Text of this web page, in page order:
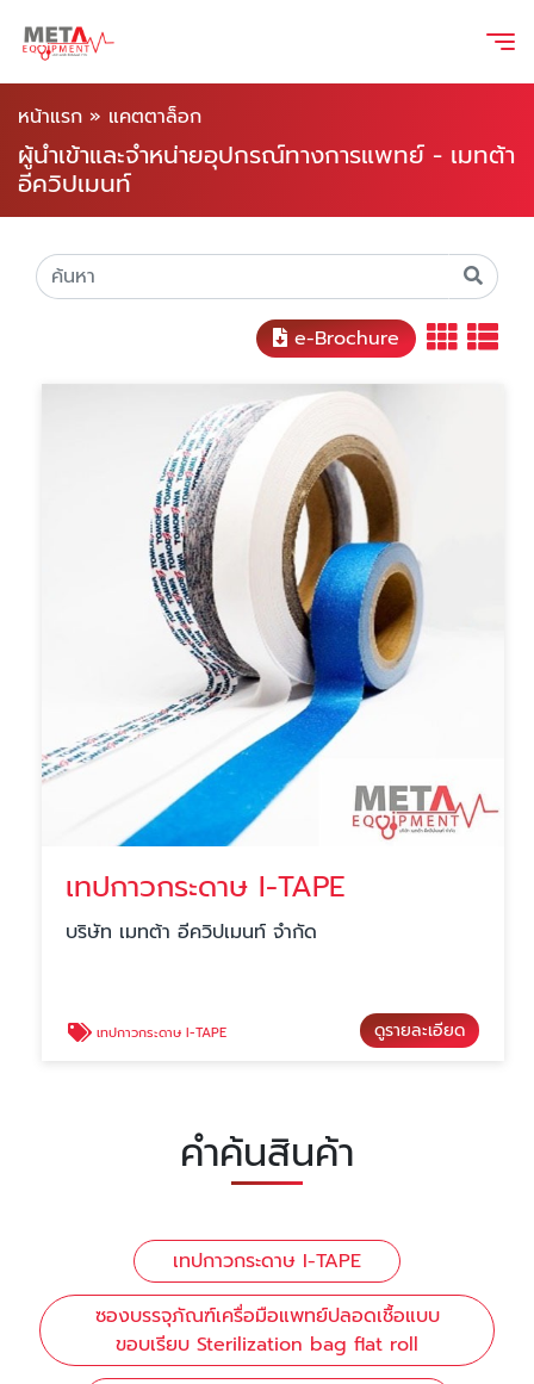
หน้าแรก » แคตตาล็อก
ผู้นำเข้าและจำหน่ายอุปกรณ์ทางการแพทย์ - เมทต้า
อีควิปเมนท์
e-Brochure
เทปกาวกระดาษ I-TAPE
บริษัท เมทต้า อีควิปเมนท์ จำกัด
เทปกาวกระดาษ I-TAPE ดูรายละเอียด
คำค้นสินค้า
เทปกาวกระดาษ I-TAPE
ซองบรรจุภัณฑ์เครื่อมือแพทย์ปลอดเชื้อแบบ
ขอบเรียบ Sterilization bag flat roll